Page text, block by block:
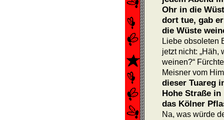
Ohr in die
dort tue, gab
die Wüste
Liebe obsoleten
jetzt nicht: „Häh,
weinen?“
Meisner vom
dieser Tuareg
Hohe Straße
das Kölner
Na, was würde